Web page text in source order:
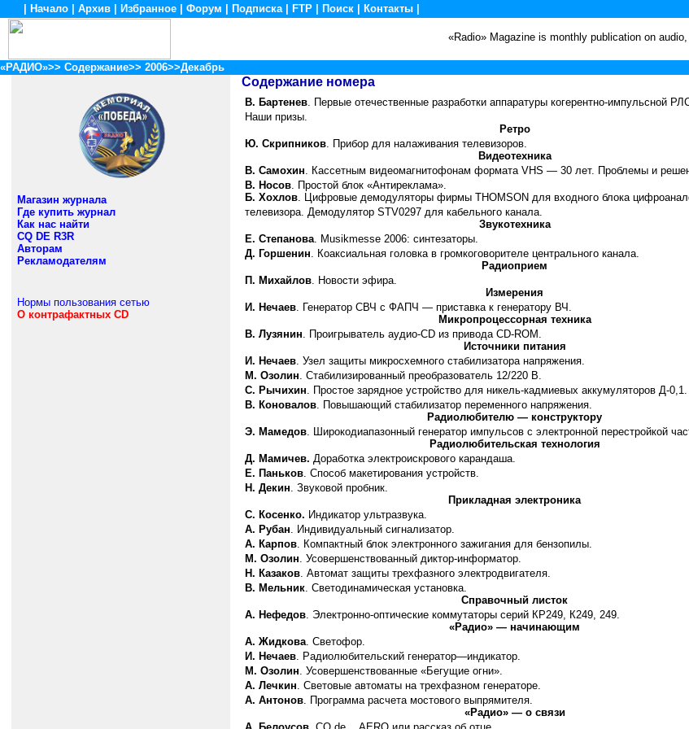
Начало Архив Избранное Форум Подписка| FTP Поиск Контакты
«Radio» Magazine is monthly publication on
«РАДИО»>> Содержание>> 2006>>Декабрь
Магазин журнала
Где купить журнал
Как нас найти
CQ DE R3R
Авторам
Рекламодателям
Нормы пользования сетью
О контрафактных CD
Содержание номера
В. Бартенев. Первые отечественные разработки аппаратуры когерентно-импульсной
Наши призы.
Ретро
Ю. Скрипников. Прибор для налаживания телевизоров.
Видеотехника
В. Самохин. Кассетным видеомагнитофонам формата VHS — 30 лет. Проблемы и
В. Носов. Простой блок «Антиреклама».
Б. Хохлов. Цифровые демодуляторы фирмы THOMSON для входного блока
телевизора. Демодулятор STV0297 для кабельного канала.
Звукотехника
Е. Степанова. Musikmesse 2006: синтезаторы.
Д. Горшенин. Коаксиальная головка в громкоговорителе центрального канала.
Радиоприем
П. Михайлов. Новости эфира.
Измерения
И. Нечаев. Генератор СВЧ с ФАПЧ — приставка к генератору ВЧ.
Микропроцессорная техника
В. Лузянин. Проигрыватель аудио-CD из привода CD-ROM.
Источники питания
И. Нечаев. Узел защиты микросхемного стабилизатора напряжения.
М. Озолин. Стабилизированный преобразователь 12/220 В.
С. Рычихин. Простое зарядное устройство для никель-кадмиевых аккумуляторов Д-0,1.
В. Коновалов. Повышающий стабилизатор переменного напряжения.
Радиолюбителю — конструктору
Э. Мамедов. Широкодиапазонный генератор импульсов с электронной перестройкой
Радиолюбительская технология
Д. Мамичев. Доработка электроискрового карандаша.
Е. Паньков. Способ макетирования устройств.
Н. Декин. Звуковой пробник.
Прикладная электроника
С. Косенко. Индикатор ультразвука.
А. Рубан. Индивидуальный сигнализатор.
А. Карпов. Компактный блок электронного зажигания для бензопилы.
М. Озолин. Усовершенствованный диктор-информатор.
Н. Казаков. Автомат защиты трехфазного электродвигателя.
В. Мельник. Светодинамическая установка.
Справочный листок
А. Нефедов. Электронно-оптические коммутаторы серий КР249, К249, 249.
«Радио» — начинающим
А. Жидкова. Светофор.
И. Нечаев. Радиолюбительский генератор—индикатор.
М. Озолин. Усовершенствованные «Бегущие огни».
А. Лечкин. Световые автоматы на трехфазном генераторе.
А. Антонов. Программа расчета мостового выпрямителя.
«Радио» — о связи